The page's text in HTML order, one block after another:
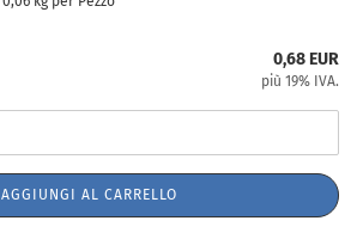
0,68 EUR
più 19% IVA.
AGGIUNGI AL CARRELLO